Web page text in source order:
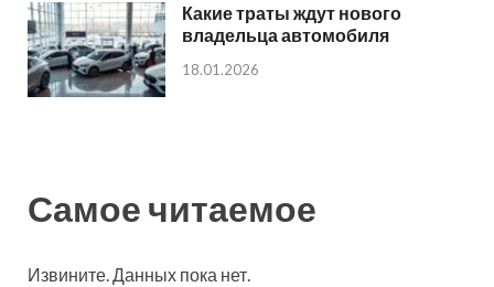
Какие траты ждут нового
владельца автомобиля
18.01.2026
Самое читаемое
Извините. Данных пока нет.